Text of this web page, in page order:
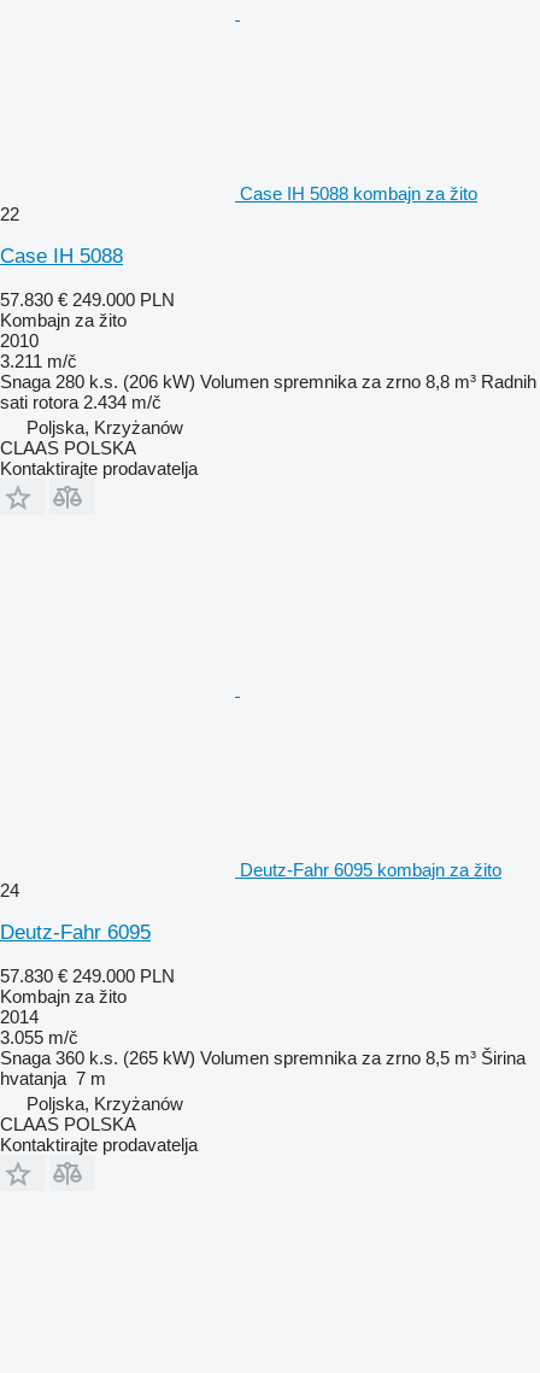
Case IH 5088 kombajn za žito
22
Case IH 5088
57.830 € 249.000 PLN
Kombajn za žito
2010
3.211 m/č
Snaga 280 k.s. (206 kW) Volumen spremnika za zrno 8,8 m³ Radnih
sati rotora 2.434 m/č
Poljska, Krzyżanów
CLAAS POLSKA
Kontaktirajte prodavatelja
Deutz-Fahr 6095 kombajn za žito
24
Deutz-Fahr 6095
57.830 € 249.000 PLN
Kombajn za žito
2014
3.055 m/č
Snaga 360 k.s. (265 kW) Volumen spremnika za zrno 8,5 m³ Širina
hvatanja 7 m
Poljska, Krzyżanów
CLAAS POLSKA
Kontaktirajte prodavatelja